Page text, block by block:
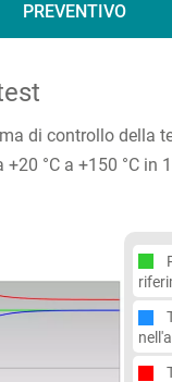
PREVENTIVO
di controllo della
°C a +150 °C in